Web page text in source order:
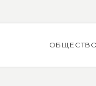
ОБЩЕСТВО